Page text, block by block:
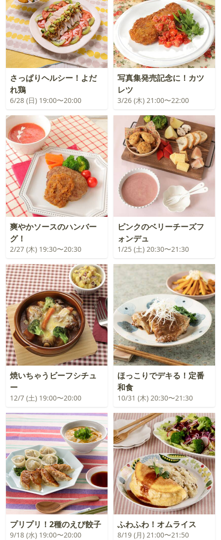
さっぱりヘルシー！よだ
れ鶏
6/28 (日) 19:00〜20:00
写真集発売記念に！カツ
レツ
3/26 (木) 21:00〜22:00
爽やかソースのハンバー
グ！
2/27 (木) 19:30〜20:30
ピンクのベリーチーズフ
ォンデュ
1/25 (土) 20:30〜21:30
焼いちゃうビーフシチュ
ー
12/7 (土) 19:00〜20:00
ほっこりでデキる！定番
和食
10/31 (木) 20:30〜21:30
プリプリ！2種のえび餃子
9/18 (水) 19:00〜20:00
ふわふわ！オムライス
8/19 (月) 21:00〜21:50